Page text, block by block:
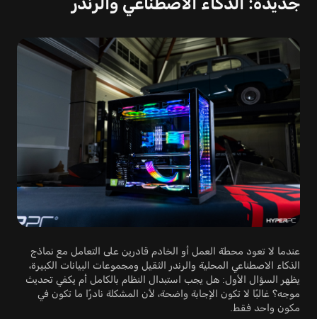
عندما لا تعود محطة العمل أو الخادم قادرين على التعامل مع نماذج
الذكاء الاصطناعي المحلية والرندر الثقيل ومجموعات البيانات الكبيرة،
يظهر السؤال الأول: هل يجب استبدال النظام بالكامل أم يكفي تحديث
موجه؟ غالبًا لا تكون الإجابة واضحة، لأن المشكلة نادرًا ما تكون في
مكون واحد فقط.